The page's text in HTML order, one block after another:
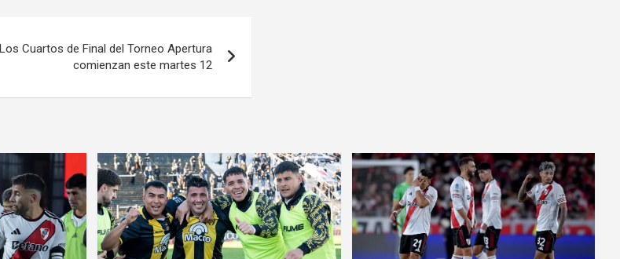
Los Cuartos de Final del Torneo Apertura
comienzan este martes 12